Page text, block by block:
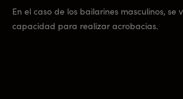
En el caso de los bailarines masculinos, se
capacidad para realizar acrobacias.